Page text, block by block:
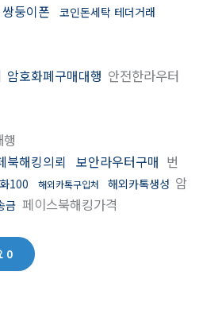
쌍둥이폰 코인돈세탁 테더거래
암호화폐구매대행 안전한라우터
북해킹의뢰 보안라우터구매 번
100 해외카톡구입처 해외카톡생성 암
금 페이스북해킹가격
0